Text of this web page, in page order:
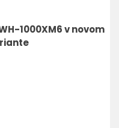
1000XM6 v novom